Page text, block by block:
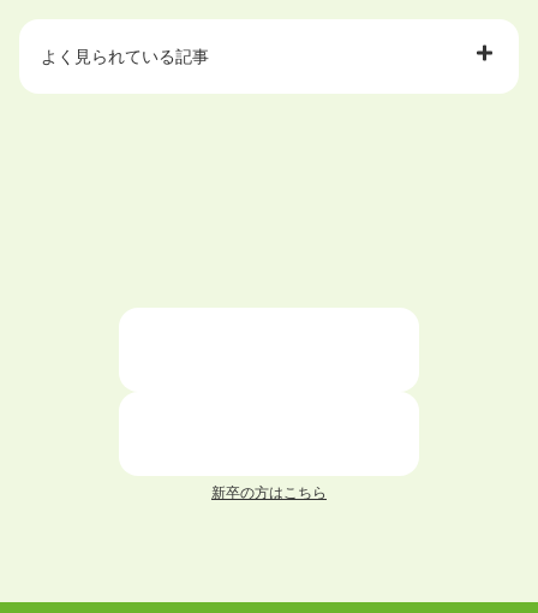
よく見られている記事
仕事が続かない人の特徴と対処法を解説！
面接 記事一覧
職務経歴書 記事一覧
新卒の方はこちら